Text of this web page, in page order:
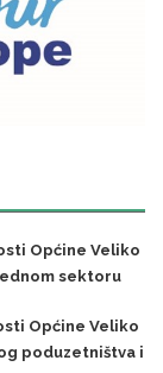
Općine Veliko
sektoru
Općine Veliko
poduzetništva i